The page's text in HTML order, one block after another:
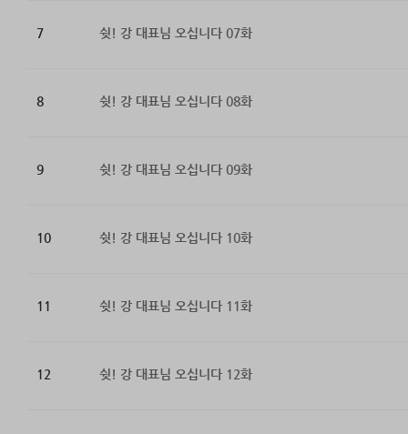
7 쉿! 강 대표님 오십니다 07화
8 쉿! 강 대표님 오십니다 08화
9 쉿! 강 대표님 오십니다 09화
10 쉿! 강 대표님 오십니다 10화
11 쉿! 강 대표님 오십니다 11화
12 쉿! 강 대표님 오십니다 12화